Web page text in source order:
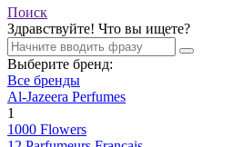
Поиск
Здравствуйте! Что вы ищете?
Выберите бренд:
Все бренды
Al-Jazeera Perfumes
1
1000 Flowers